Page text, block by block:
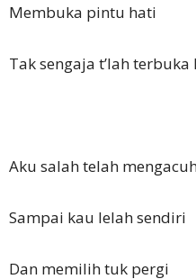
Membuka pintu hati
Tak sengaja t’lah
Aku salah telah
Sampai kau lelah sendiri
Dan memilih tuk pergi